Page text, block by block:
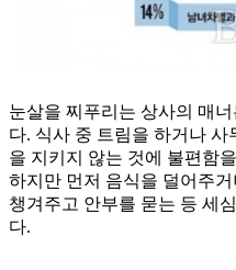
눈살을 찌푸리는 상사의 매
다. 식사 중 트림을 하거나
을 지키지 않는 것에 불편함
하지만 먼저 음식을 덜어주
챙겨주고 안부를 묻는 등 세
다.